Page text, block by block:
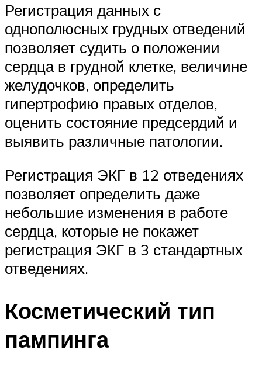
Регистрация данных с
однополюсных грудных отведений
позволяет судить о положении
сердца в грудной клетке, величине
желудочков, определить
гипертрофию правых отделов,
оценить состояние предсердий и
выявить различные патологии.
Регистрация ЭКГ в 12 отведениях
позволяет определить даже
небольшие изменения в работе
сердца, которые не покажет
регистрация ЭКГ в 3 стандартных
отведениях.
Косметический тип
пампинга